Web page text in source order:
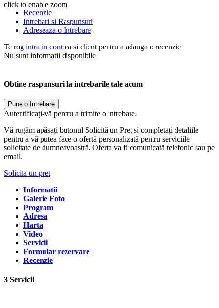
click to enable zoom
Recenzie
Intrebari si Raspunsuri
Adreseaza o Intrebare
Te rog intra in cont ca si client pentru a adauga o recenzie
Nu sunt informatii disponibile
Obtine raspunsuri la intrebarile tale acum
Pune o Intrebare
Autentificați-vă pentru a trimite o intrebare.
Vă rugăm apăsați butonul Solicită un Preț si completați detaliile
pentru a vă putea face o ofertă personalizată pentru serviciile
solicitate de dumneavoastră. Oferta va fi comunicată telefonic sau pe
email.
Solicita un pret
Informatii
Galerie Foto
Program
Adresa
Harta
Video
Servicii
Formular rezervare
Recenzie
3 Servicii